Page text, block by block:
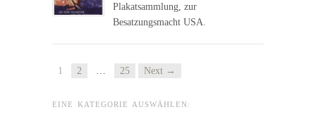
Plakatsammlung, zur
Besatzungsmacht USA.
1 2 … 25 Next →
EINE KATEGORIE AUSWÄHLEN: